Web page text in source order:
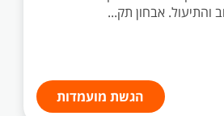
והתיעול. אבחון תק...
הגשת מועמדות